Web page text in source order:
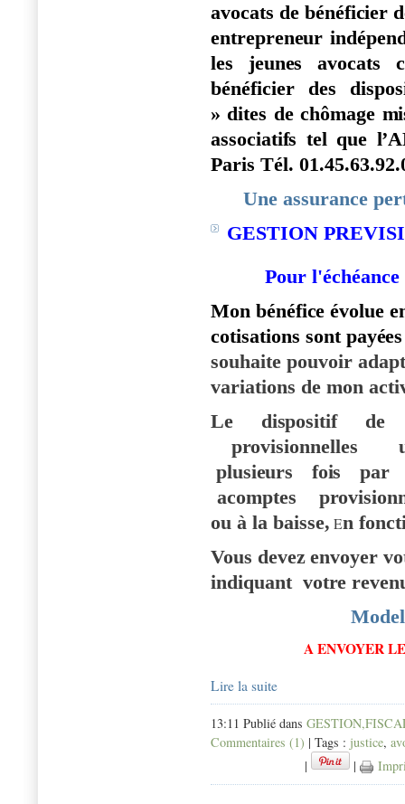
avocats de bénéficier
entrepreneur indé
les jeunes avocatsc
bénéficier des dispos
» dites dechômage m
associatifs tel que l’A
Paris Tél.
Une assurance
GESTION
Pour
Mon bénéficeévoluee
cotisations sont payé
souhaite pouvoir adapt
variations de mon acti
Le dispositif de
provisionnelles
plusieurs fois par
acomptes provision
ou à la baisse, En fonct
Vous devezenvoyer
indiquant votrereve
A ENVOYER
Lire la suite
13:11 Publié dans
Commentaires (1) | Tags : justice,
|
|